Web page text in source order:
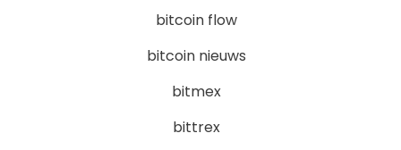
bitcoin flow
bitcoin nieuws
bitmex
bittrex